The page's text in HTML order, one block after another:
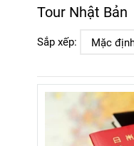
Tour Nhật Bản
Sắp xếp: